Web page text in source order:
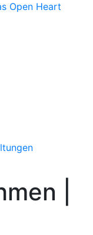
Open Heart
|